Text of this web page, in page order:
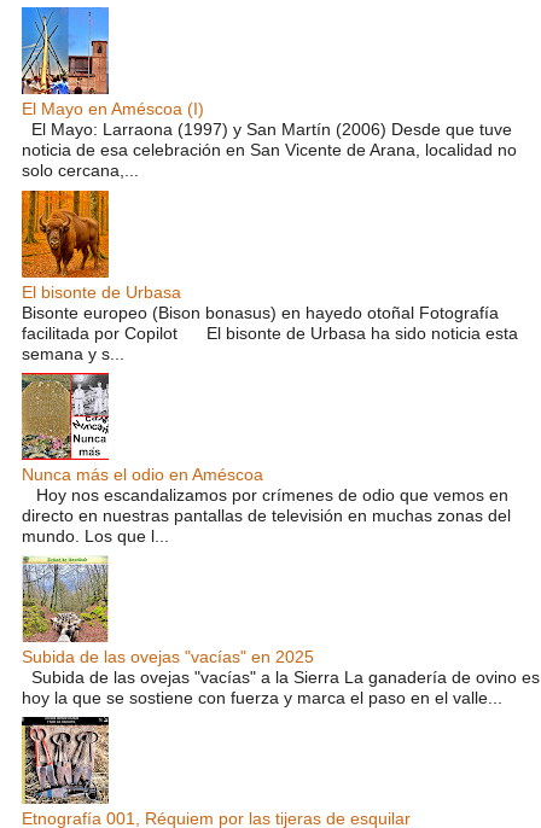
El Mayo en Améscoa (I)
El Mayo: Larraona (1997) y San Martín (2006) Desde que tuve
noticia de esa celebración en San Vicente de Arana, localidad no
solo cercana,...
El bisonte de Urbasa
Bisonte europeo (Bison bonasus) en hayedo otoñal Fotografía
facilitada por Copilot El bisonte de Urbasa ha sido noticia esta
semana y s...
Nunca más el odio en Améscoa
Hoy nos escandalizamos por crímenes de odio que vemos en
directo en nuestras pantallas de televisión en muchas zonas del
mundo. Los que l...
Subida de las ovejas "vacías" en 2025
Subida de las ovejas "vacías" a la Sierra La ganadería de ovino es
hoy la que se sostiene con fuerza y marca el paso en el valle...
Etnografía 001, Réquiem por las tijeras de esquilar